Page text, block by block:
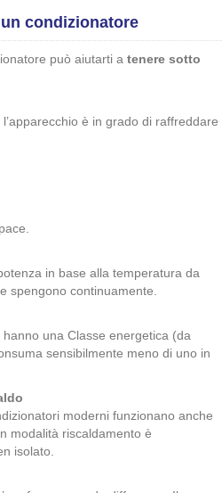
condizionatore
può aiutarti a tenere sotto
è in grado di raffreddare
in base alla temperatura da
spengono continuamente.
una Classe energetica (da
sensibilmente meno di uno in
moderni funzionano anche
modalità riscaldamento è
isolato.